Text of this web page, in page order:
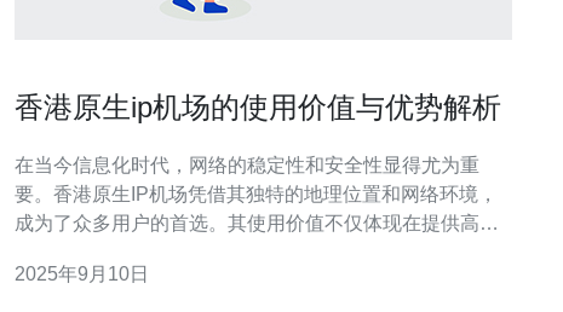
香港原生ip机场的使用价值与优势解析
在当今信息化时代，网络的稳定性和安全性显得尤为重
要。香港原生IP机场凭借其独特的地理位置和网络环境，
成为了众多用户的首选。其使用价值不仅体现在提供高效
问速度。本文将深入探讨香港原生IP机场的优势，并推荐
2025年9月10日